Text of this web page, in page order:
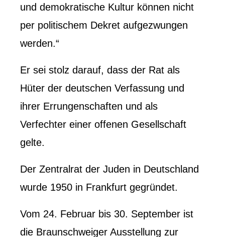
und demokratische Kultur können nicht
per politischem Dekret aufgezwungen
werden.“
Er sei stolz darauf, dass der Rat als
Hüter der deutschen Verfassung und
ihrer Errungenschaften und als
Verfechter einer offenen Gesellschaft
gelte.
Der Zentralrat der Juden in Deutschland
wurde 1950 in Frankfurt gegründet.
Vom 24. Februar bis 30. September ist
die Braunschweiger Ausstellung zur